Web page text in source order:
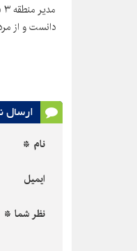
دانست و از
ارسال
نام *
ایمیل
نظر شما *